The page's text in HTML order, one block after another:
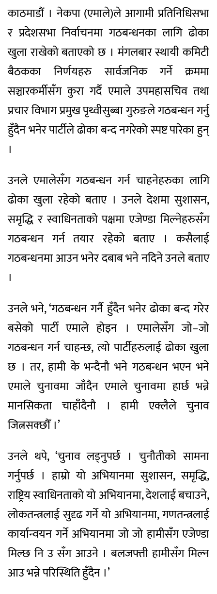
काठमाडौं । नेकपा (एमाले)ले आगामी प्रतिनिधिसभा
र प्रदेशसभा निर्वाचनमा गठबन्धनका लागि ढोका
खुला राखेको बताएको छ । मंगलबार स्थायी कमिटी
बैठकका निर्णयहरु सार्वजनिक गर्ने क्रममा
सञ्चारकर्मीसँग कुरा गर्दै एमाले उपमहासचिव तथा
प्रचार विभाग प्रमुख पृथ्वीसुब्बा गुरुङले गठबन्धन गर्नु
हुँदैन भनेर पार्टीले ढोका बन्द नगरेको स्पष्ट पारेका हुन्
।
उनले एमालेसँग गठबन्धन गर्न चाहनेहरुका लागि
ढोका खुला रहेको बताए । उनले देशमा सुशासन,
समृद्धि र स्वाधिनताको पक्षमा एजेण्डा मिल्नेहरुसँग
गठबन्धन गर्न तयार रहेको बताए । कसैलाई
गठबन्धनमा आउन भनेर दबाब भने नदिने उनले बताए
।
उनले भने, ‘गठबन्धन गर्नै हुँदैन भनेर ढोका बन्द गरेर
बसेको पार्टी एमाले होइन । एमालेसँग जो–जो
गठबन्धन गर्न चाहन्छ, त्यो पार्टीहरुलाई ढोका खुला
छ । तर, हामी के भन्दैनौ भने गठबन्धन भएन भने
एमाले चुनावमा जाँदैन एमाले चुनावमा हार्छ भन्ने
मानसिकता चाहाँदैनौ । हामी एक्लैले चुनाव
जित्नसक्छौँ ।’
उनले थपे, ‘चुनाव लड्नुपर्छ । चुनौतीको सामना
गर्नुपर्छ । हाम्रो यो अभियानमा सुशासन, समृद्धि,
राष्ट्रिय स्वाधिनताको यो अभियानमा, देशलाई बचाउने,
लोकतन्त्रलाई सुदृढ गर्ने यो अभियानमा, गणतन्त्रलाई
कार्यान्वयन गर्ने अभियानमा जो जो हामीसँग एजेण्डा
मिल्छ नि उ सँग आउने । बलजफ्ती हामीसँग मिल्न
आउ भन्ने परिस्थिति हुँदैन ।’